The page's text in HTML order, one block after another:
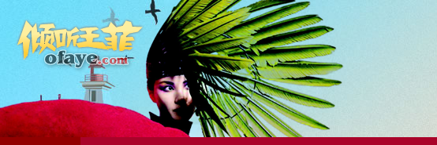
有歌曲专辑
王菲新闻王菲的精美图片王菲精彩视频王菲论坛给王菲留言用户中心王菲资料档案